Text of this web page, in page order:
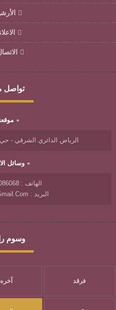
تواصل
الرياض الدائري الشرقي - حي
وسائل
الهاتف : 00966533086068
البريد : Taifarqad@gmail.com
وسوم
فرقد آخره